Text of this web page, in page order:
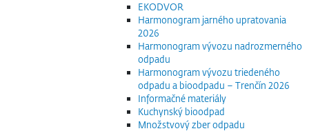
EKODVOR
Harmonogram jarného upratovania
2026
Harmonogram vývozu nadrozmerného
odpadu
Harmonogram vývozu triedeného
odpadu a bioodpadu – Trenčín 2026
Informačné materiály
Kuchynský bioodpad
Množstvový zber odpadu